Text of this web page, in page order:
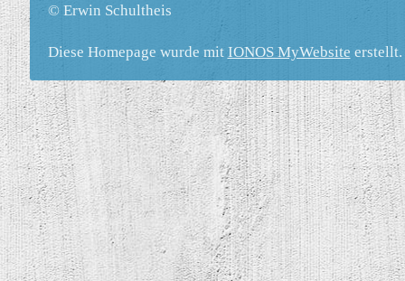
© Erwin Schultheis
Diese Homepage wurde mit IONOS MyWebsite erstellt.